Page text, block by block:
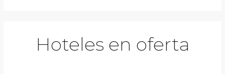
Hoteles en oferta